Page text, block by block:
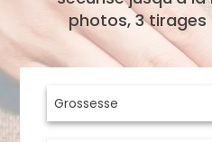
photos, 3
Grossesse